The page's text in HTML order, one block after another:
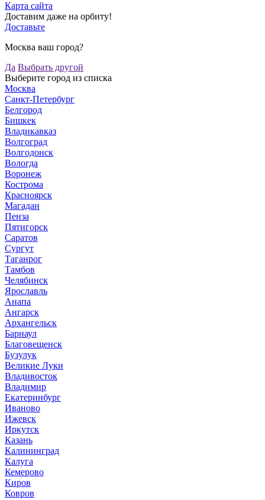
Карта сайта
Доставим даже на орбиту!
Доставьте
Москва ваш город?
Да Выбрать другой
Выберите город из списка
Москва
Санкт-Петербург
Белгород
Бишкек
Владикавказ
Волгоград
Волгодонск
Вологда
Воронеж
Кострома
Красноярск
Магадан
Пенза
Пятигорск
Саратов
Сургут
Таганрог
Тамбов
Челябинск
Ярославль
Анапа
Ангарск
Архангельск
Барнаул
Благовещенск
Бузулук
Великие Луки
Владивосток
Владимир
Екатеринбург
Иваново
Ижевск
Иркутск
Казань
Калининград
Калуга
Кемерово
Киров
Ковров